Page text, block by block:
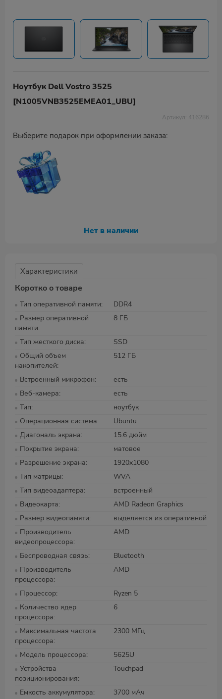
Ноутбук Dell Vostro 3525
[N1005VNB3525EMEA01_UBU]
Артикул: 416286
Выберите подарок при оформлении заказа:
Нет в наличии
Характеристики
Коротко о товаре
Тип оперативной памяти
DDR4
Размер оперативной
памяти
8 ГБ
Тип жесткого диска
SSD
Общий объем
накопителей
512 ГБ
Встроенный микрофон
есть
Веб-камера
есть
Тип
ноутбук
Операционная система
Ubuntu
Диагональ экрана
15.6 дюйм
Покрытие экрана
матовое
Разрешение экрана
1920x1080
Тип матрицы
WVA
Тип видеоадаптера
встроенный
Видеокарта
AMD Radeon Graphics
Размер видеопамяти
выделяется из оперативной
Производитель
видеопроцессора
AMD
Беспроводная связь
Bluetooth
Производитель
процессора
AMD
Процессор
Ryzen 5
Количество ядер
процессора
6
Максимальная частота
процессора
2300 МГц
Модель процессора
5625U
Устройства
позиционирования
Touchpad
Емкость аккумулятора
3700 мАч